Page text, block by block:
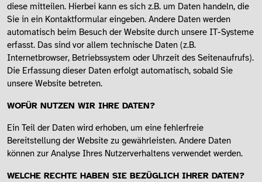
diese mitteilen. Hierbei kann es sich z.B. um Daten handeln, die
Sie in ein Kontaktformular eingeben. Andere Daten werden
automatisch beim Besuch der Website durch unsere IT-Systeme
erfasst. Das sind vor allem technische Daten (z.B.
Internetbrowser, Betriebssystem oder Uhrzeit des Seitenaufrufs).
Die Erfassung dieser Daten erfolgt automatisch, sobald Sie
unsere Website betreten.
WOFÜR NUTZEN WIR IHRE DATEN?
Ein Teil der Daten wird erhoben, um eine fehlerfreie
Bereitstellung der Website zu gewährleisten. Andere Daten
können zur Analyse Ihres Nutzerverhaltens verwendet werden.
WELCHE RECHTE HABEN SIE BEZÜGLICH IHRER DATEN?